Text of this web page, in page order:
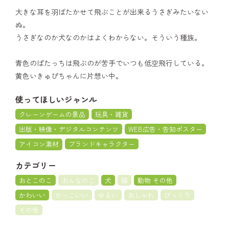
大きな耳を羽ばたかせて飛ぶことが出来るうさぎみたいない
ぬ。
うさぎなのか犬なのかはよくわからない。そういう種族。
青色のぱたっちは飛ぶのが苦手でいつも低空飛行している。
黄色いきゅぴちゃんに片想い中。
使ってほしいジャンル
クレーンゲームの景品
玩具・雑貨
出版・映像・デジタルコンテンツ
WEB広告・告知ポスター
アイコン素材
ブランドキャラクター
カテゴリー
おとこのこ おんなのこ 犬 猫
動物 その他
かわいい
かっこいい ゆるい おしゃれ
びっくり
その他